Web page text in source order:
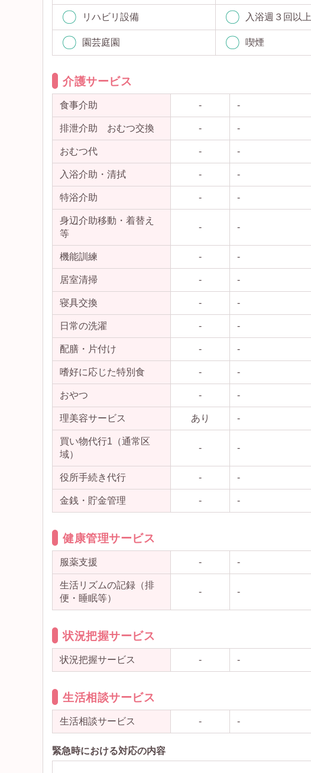
リハビリ設備 入浴週３回以上
園芸庭園 喫煙
介護サービス
食事介助 - -
排泄介助 おむつ交換 - -
おむつ代 - -
入浴介助・清拭 - -
特浴介助 - -
身辺介助移動・着替え
等
- -
機能訓練 - -
居室清掃 - -
寝具交換 - -
日常の洗濯 - -
配膳・片付け - -
嗜好に応じた特別食 - -
おやつ - -
理美容サービス あり -
買い物代行1（通常区
域）
- -
役所手続き代行 - -
金銭・貯金管理 - -
健康管理サービス
服薬支援 - -
生活リズムの記録（排
便・睡眠等）
- -
状況把握サービス
状況把握サービス - -
生活相談サービス
生活相談サービス - -
緊急時における対応の内容